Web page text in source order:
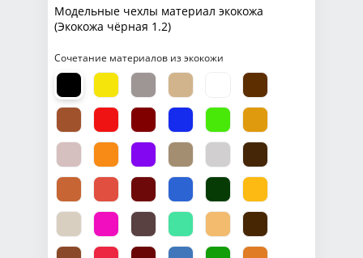
Модельные чехлы материал экокожа
(Экокожа чёрная 1.2)
Сочетание материалов из экокожи